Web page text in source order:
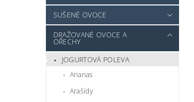
SUŠENÉ OVOCE
DRAŽOVANÉ OVOCE A
OŘECHY
JOGURTOVÁ POLEVA
Ananas
Arašídy